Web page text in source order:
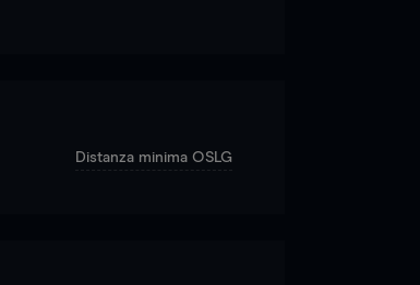
Distanza minima OSLG